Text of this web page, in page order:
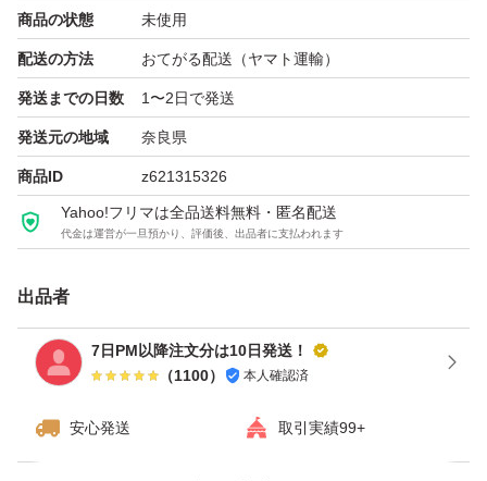
に、ご使用後に紫外線カット効果のある化粧品をお使いく
ださい。
外側のフィルムもまだ剥がしてませんので、安心してお使
い頂けると思います
海外製品となりますのでご理解のある方のみ購入いただき
たいようお願いいたします！
誠意ある対応致します。購入検討宜しくお願い致
商品の状態 未使用
配送の方法 おてがる配送（ヤマト運輸）
発送までの日数 1〜2日で発送
発送元の地域 奈良県
商品ID z621315326
Yahoo!フリマは全品送料無料・匿名配送
代金は運営が一旦預かり、評価後、出品者に支払われます
出品者
7日PM以降注文分は10日発送！
（1100） 本人確認済
安心発送 取引実績99+